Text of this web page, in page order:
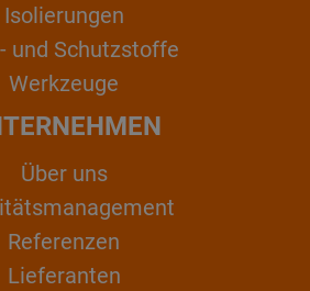
Isolierungen
und Schutzstoffe
Werkzeuge
Über uns
Referenzen
Lieferanten